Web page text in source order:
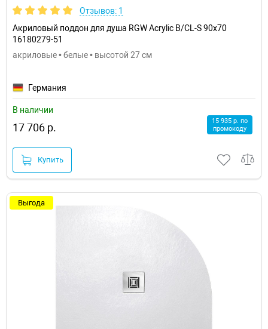
Отзывов: 1
Акриловый поддон для душа RGW Acrylic B/CL-S 90x70
16180279-51
акриловые • белые • высотой 27 см
Германия
В наличии
17 706 р.
15 935 р. по
промокоду
Купить
Выгода